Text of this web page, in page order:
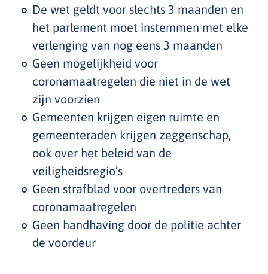
De wet geldt voor slechts 3 maanden en
het parlement moet instemmen met elke
verlenging van nog eens 3 maanden
Geen mogelijkheid voor
coronamaatregelen die niet in de wet
zijn voorzien
Gemeenten krijgen eigen ruimte en
gemeenteraden krijgen zeggenschap,
ook over het beleid van de
veiligheidsregio’s
Geen strafblad voor overtreders van
coronamaatregelen
Geen handhaving door de politie achter
de voordeur